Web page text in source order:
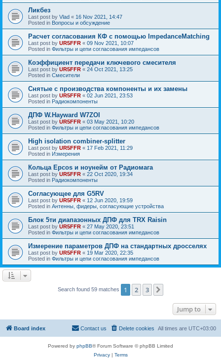
Ликбез
Last post by Vlad « 16 Nov 2021, 14:47
Posted in Вопросы и обсуждение
Расчет согласования КФ с помощью ImpedanceMatching
Last post by UR5FFR « 09 Nov 2021, 10:07
Posted in Фильтры и цепи согласования импедансов
Коэффициент передачи ключевого смесителя
Last post by UR5FFR « 24 Oct 2021, 13:25
Posted in Смесители
Снятые с производства компоненты и их замены
Last post by UR5FFR « 02 Jun 2021, 23:53
Posted in Радиокомпоненты
ДПФ W.Hayward W7ZOI
Last post by UR5FFR « 03 May 2021, 10:20
Posted in Фильтры и цепи согласования импедансов
High isolation combiner-splitter
Last post by UR5FFR « 17 Feb 2021, 11:29
Posted in Измерения
Кольца Epcos и ноунейм от Радиомага
Last post by UR5FFR « 22 Oct 2020, 19:34
Posted in Радиокомпоненты
Согласующее для G5RV
Last post by UR5FFR « 12 Jun 2020, 19:59
Posted in Антенны, фидеры, согласующие устройства
Блок 5ти диапазонных ДПФ для TRX Raisin
Last post by UR5FFR « 27 May 2020, 23:51
Posted in Фильтры и цепи согласования импедансов
Измерение параметров ДПФ на стандартных дросселях
Last post by UR5FFR « 19 Mar 2020, 22:35
Posted in Фильтры и цепи согласования импедансов
Search found 59 matches 1 2 3
Jump to
Board index All times are UTC+03:00
Delete cookies
Contact us
Powered by phpBB® Forum Software © phpBB Limited
Privacy| Terms